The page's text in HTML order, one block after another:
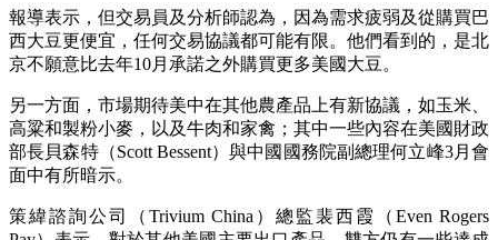
報導表示，但交易員及分析師認為，因為需求疲弱及從購買巴
西大豆更便宜，任何交易協議都可能有限。他們看到的，是北
京不願意比去年10月承諾之外購買更多美國大豆。
另一方面，市場期待美中在其他農產品上有新協議，如玉米、
高粱和製粉小麥，以及牛肉和家禽；其中一些內容在美國財政
部長貝森特（Scott Bessent）與中國國務院副總理何立峰3月會
面中有所暗示。
策緯諮詢公司（Trivium China）總監裴西霞（Even Rogers